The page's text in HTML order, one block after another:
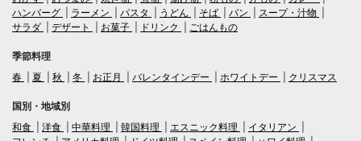
ハンバーグ
ラーメン パスタ うどん そば パン
スープ・汁物
サラダ
デザート お菓子 ドリンク ごはんもの
季節料理
春
夏 秋 冬 お正月 バレンタインデー ホワイトデー クリスマス
国別・地域別
和食
洋食 中華料理 韓国料理 エスニック料理
イタリアン